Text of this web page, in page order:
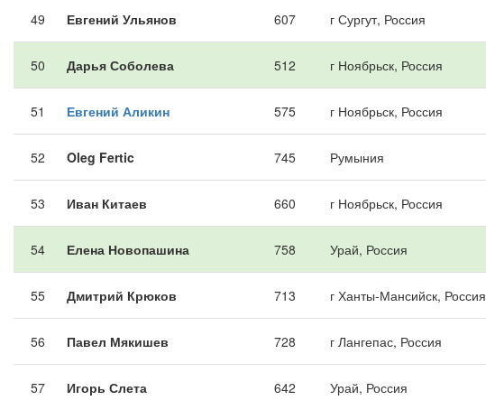
49 Евгений Ульянов 607 г Сургут, Россия
50 Дарья Соболева 512 г Ноябрьск, Россия
51 Евгений Аликин 575 г Ноябрьск, Россия
52 Oleg Fertic 745 Румыния
53 Иван Китаев 660 г Ноябрьск, Россия
54 Елена Новопашина 758 Урай, Россия
55 Дмитрий Крюков 713 г Ханты-Мансийск, Россия
56 Павел Мякишев 728 г Лангепас, Россия
57 Игорь Слета 642 Урай, Россия